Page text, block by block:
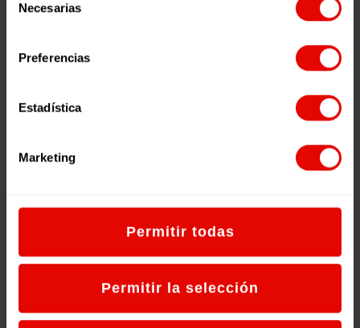
Necesarias
Preferencias
Estadística
Marketing
Permitir todas
Permitir la selección
Suscríbete a nuestro
Recibe propuestas didácticas, noticias
para la ciudadanía global directamente
en tu email.
La importancia de la cultura de Paz
Global
"Somos cuidadanía global":